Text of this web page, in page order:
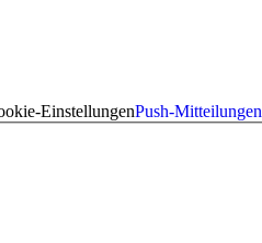
EinstellungenPush-Mitteilungen